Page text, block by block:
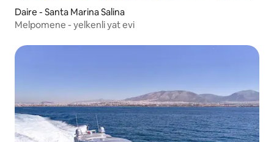
Daire - Santa Marina Salina
Melpomene - yelkenli yat evi